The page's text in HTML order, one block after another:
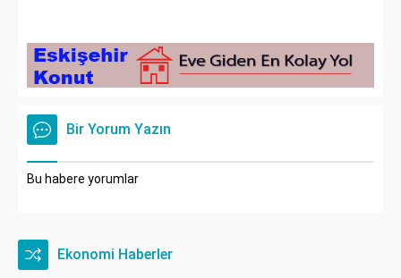
Bir Yorum Yazın
Bu habere yorumlar
Ekonomi Haberler